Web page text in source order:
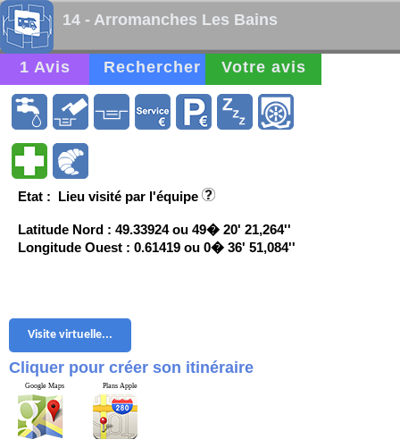
14 - Arromanches Les Bains
1 Avis Rechercher Votre avis
Etat : Lieu visité par l'équipe
Latitude Nord : 49.33924 ou 49� 20' 21,264''
Longitude Ouest : 0.61419 ou 0� 36' 51,084''
Visite virtuelle...
Cliquer pour créer son itinéraire
Google Maps Plans Apple